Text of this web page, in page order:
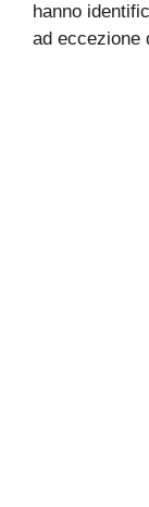
hanno
ad eccezione